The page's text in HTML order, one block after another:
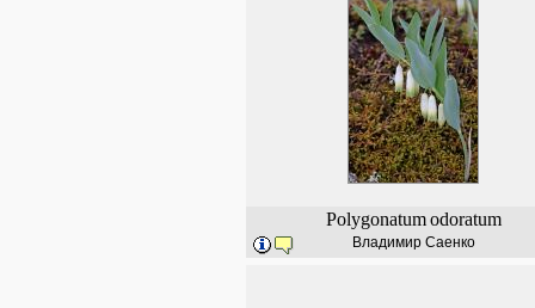
Polygonatum odoratum
Владимир Саенко